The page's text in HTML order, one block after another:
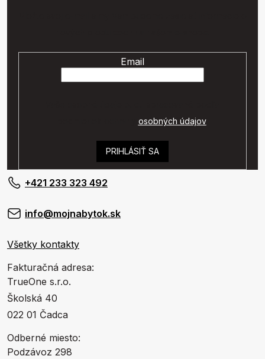
Email
osobných údajov.
PRIHLÁSIŤ SA
+421 233 323 492
info@mojnabytok.sk
Všetky kontakty
Fakturačná adresa:
TrueOne s.r.o.
Školská 40
022 01 Čadca
Odberné miesto:
Podzávoz 298